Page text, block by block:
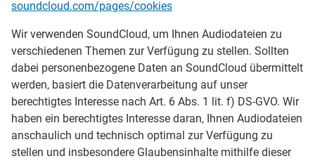
soundcloud.com/pages/cookies
Wir verwenden SoundCloud, um Ihnen Audiodateien zu
verschiedenen Themen zur Verfügung zu stellen. Sollten
dabei personenbezogene Daten an SoundCloud übermittelt
werden, basiert die Datenverarbeitung auf unser
berechtigtes Interesse nach Art. 6 Abs. 1 lit. f) DS-GVO. Wir
haben ein berechtigtes Interesse daran, Ihnen Audiodateien
anschaulich und technisch optimal zur Verfügung zu
stellen und insbesondere Glaubensinhalte mithilfe dieser